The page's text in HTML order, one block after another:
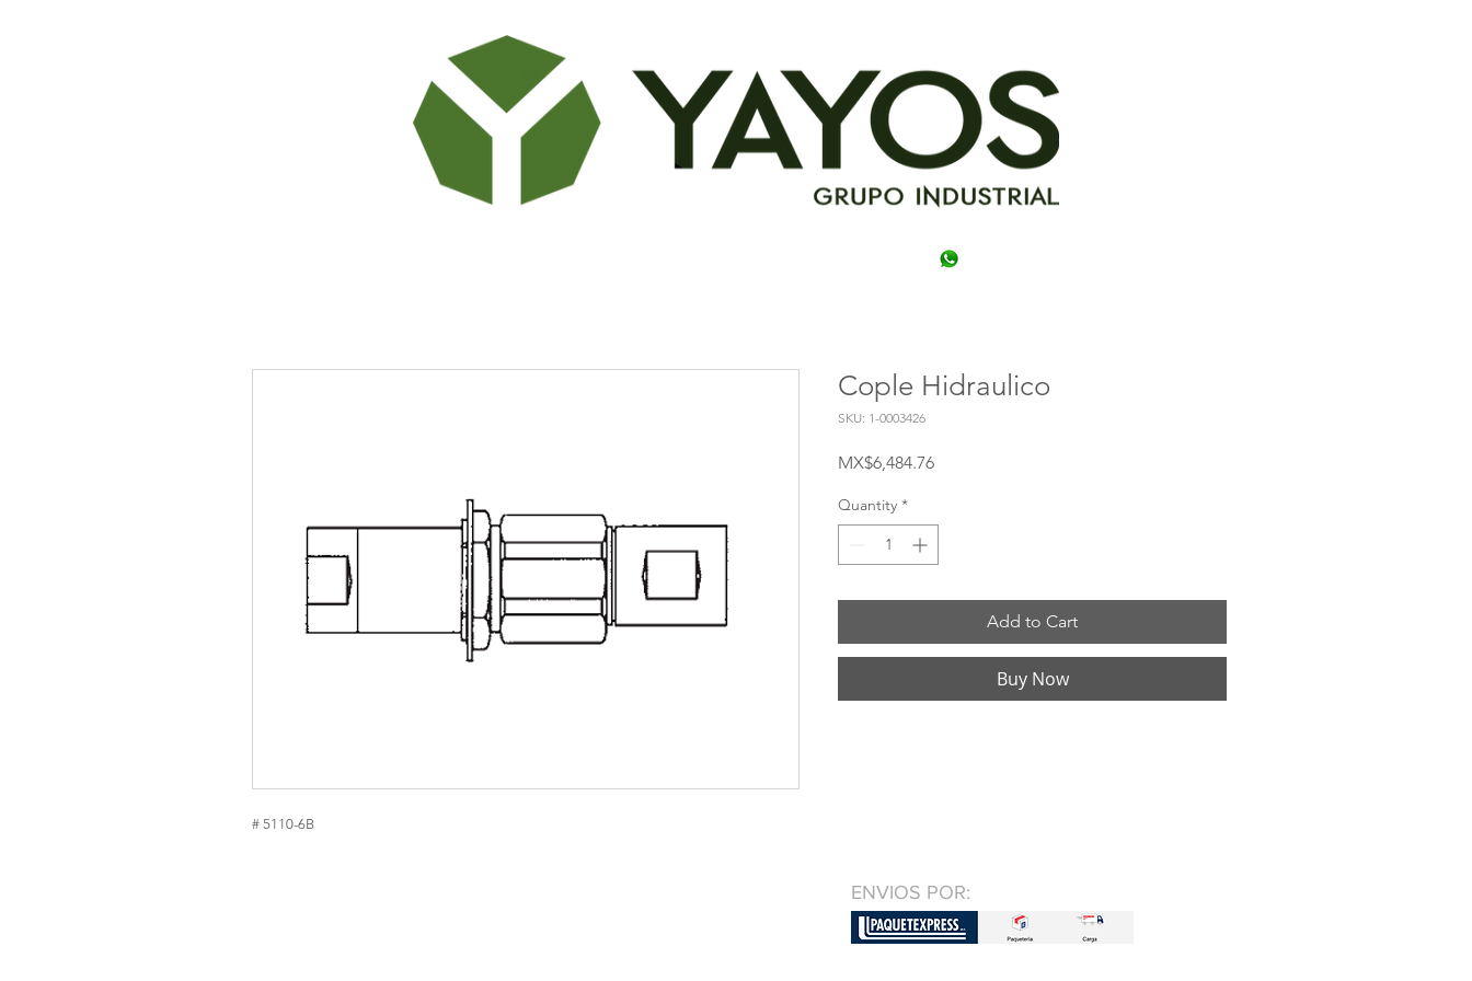
# 5110-6B
Cople Hidraulico
SKU: 1-0003426
MX$6,484.76Price
Quantity *
Add to Cart
Buy Now
ENVIOS POR: